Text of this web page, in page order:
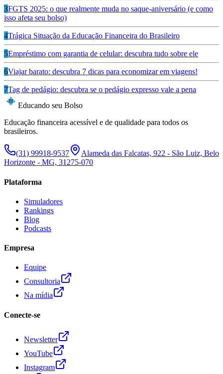
3FGTS 2025: o que realmente muda no saque-aniversário (e como
isso afeta seu bolso)
4Trágica Situação da Educação Financeira do Brasileiro
5Empréstimo com garantia de celular: descubra tudo sobre ele
6Viajar barato: descubra 7 dicas para economizar em viagens!
7Tag de pedágio: descubra se o pedágio expresso vale a pena
Educando seu Bolso
Educação financeira acessível e de qualidade para todos os
brasileiros.
(31) 99918-9537
Alameda das Falcatas, 922 - São Luiz, Belo
Horizonte - MG, 31275-070
Plataforma
Simuladores
Rankings
Blog
Podcasts
Empresa
Equipe
Consultoria
Na mídia
Conecte-se
Newsletter
YouTube
Instagram